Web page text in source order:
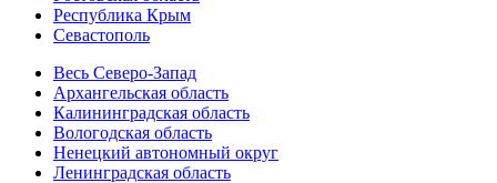
Республика Крым
Севастополь
Весь Северо-Запад
Архангельская область
Калининградская область
Вологодская область
Ненецкий автономный округ
Ленинградская область